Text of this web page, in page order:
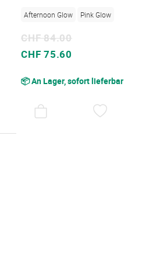
Afternoon Glow Pink Glow
Sonderpreis
CHF 75.60
CHF 84.00
📦 An Lager, sofort lieferbar